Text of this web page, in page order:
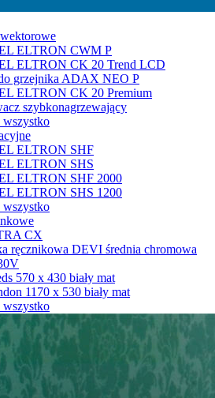
ELTRON CWM P
ELTRON CK 20 Trend LCD
grzejnika ADAX NEO P
ELTRON CK 20 Premium
szybkonagrzewający
wszystko
ELTRON SHF
ELTRON SHS
ELTRON SHF 2000
ELTRON SHS 1200
wszystko
CX
ręcznikowa DEVI średnia chromowa
570 х 430 biały mat
1170 х 530 biały mat
wszystko